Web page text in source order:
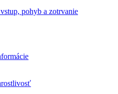
pohyb a zotrvanie